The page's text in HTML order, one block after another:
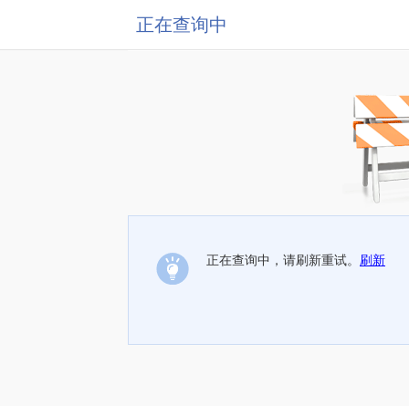
正在查询中
正在查询中，请刷新重试。 刷新